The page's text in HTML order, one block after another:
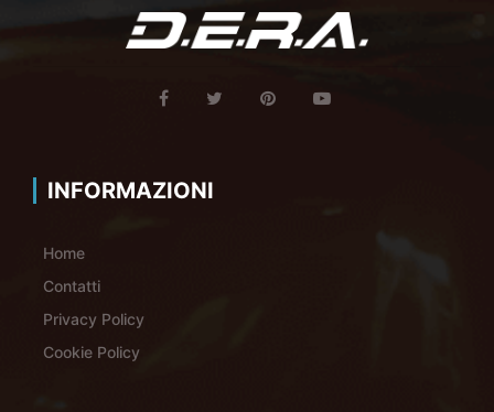
INFORMAZIONI
Home
Contatti
Privacy Policy
Cookie Policy